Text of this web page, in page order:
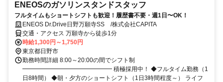
ENEOSのガソリンスタンドスタッフ
フルタイムもショートシフトも歓迎！履歴書不要・週1日〜OK！
ENEOS Dr.Drive日野万願寺SS /株式会社CAPITA
交通・アクセス 万願寺から徒歩1分
時給1,300円～1,750円
東京都日野市
勤務時間詳細 8:00～20:00の間でシフト制
━━━━━━━━━━━━━━━ 積極採用中！ ◆フルタイム勤務（1
日8時間） ◆朝・夕方のショートシフト（1日3時間程度～） ライフ